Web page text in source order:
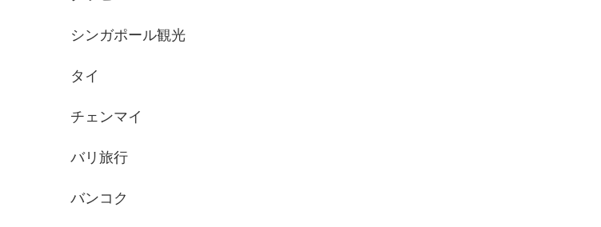
シンガポール観光
タイ
チェンマイ
バリ旅行
バンコク